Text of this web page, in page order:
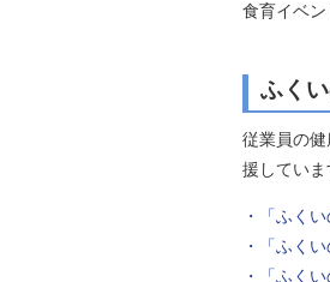
食育イベ
ふく
従業員の
援していま
・「ふく
・「ふく
・「ふく